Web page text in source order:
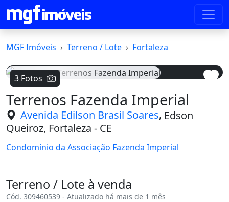
MGF Imóveis Terreno / Lote Fortaleza
3 Fotos
Voltar
Terrenos Fazenda Imperial
Avenida Edilson Brasil Soares, Edson
Queiroz, Fortaleza - CE
Condomínio da Associação Fazenda Imperial
Terreno / Lote à venda
Cód. 309460539 - Atualizado há mais de 1 mês